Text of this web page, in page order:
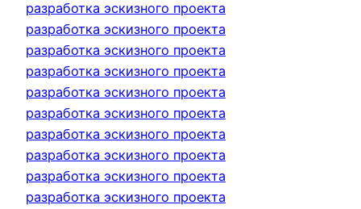
разработка эскизного проекта
разработка эскизного проекта
разработка эскизного проекта
разработка эскизного проекта
разработка эскизного проекта
разработка эскизного проекта
разработка эскизного проекта
разработка эскизного проекта
разработка эскизного проекта
разработка эскизного проекта